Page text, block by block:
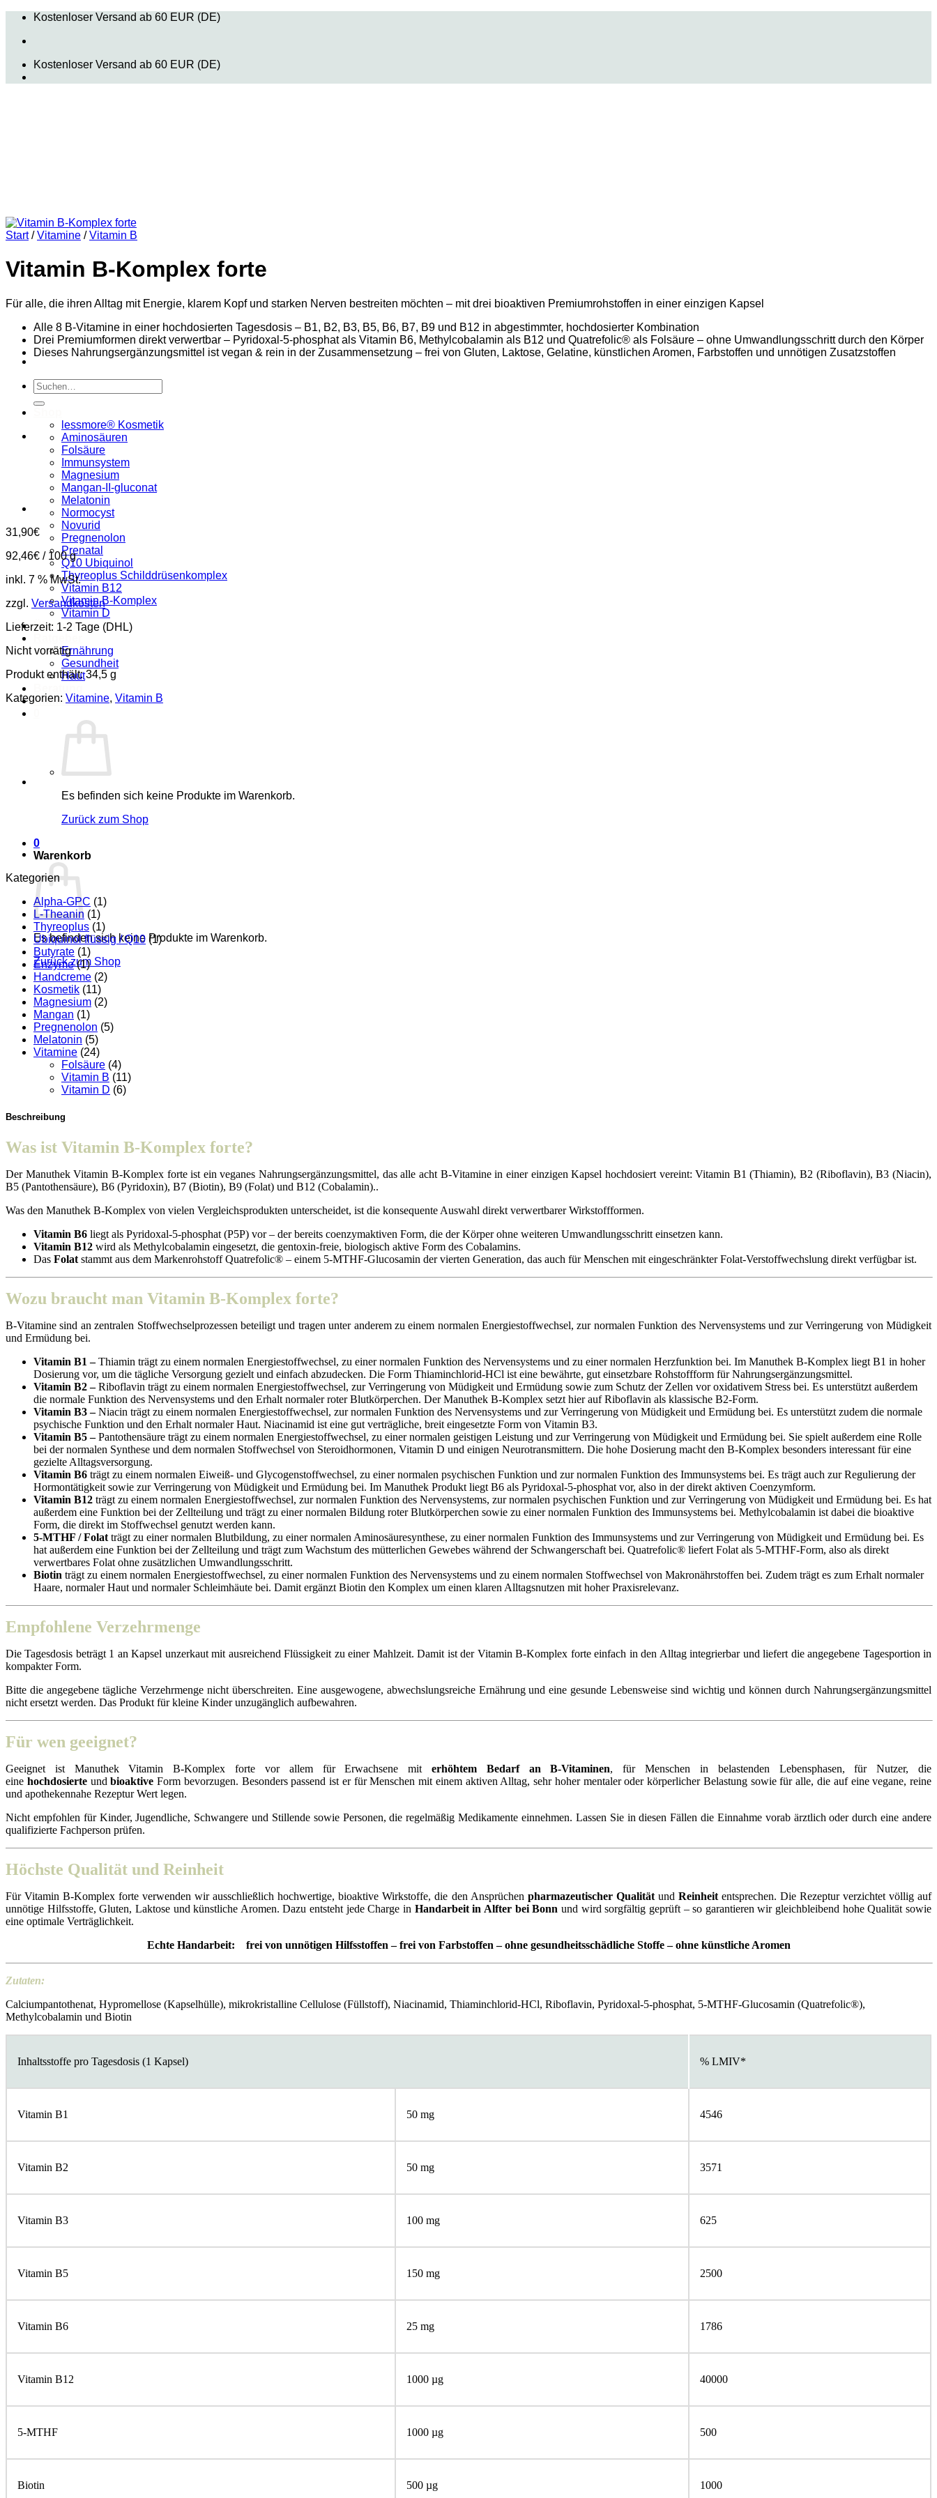
Zum
springen
Kostenloser Versand ab 60 EUR (DE)
Kostenloser Versand ab 60 EUR (DE)
Suchen
nach:
lessmore® Kosmetik
Aminosäuren
Folsäure
Immunsystem
Magnesium
Mangan-II-gluconat
Melatonin
Normocyst
Novurid
Pregnenolon
Prenatal
Q10 Ubiquinol
Thyreoplus Schilddrüsenkomplex
Vitamin B12
Vitamin B-Komplex
Vitamin D
Über uns
Ernährung
Gesundheit
Haut
Anmelden
Es befinden sich keine Produkte im Warenkorb.
Zurück zum Shop
0
Warenkorb
Es befinden sich keine Produkte im Warenkorb.
Zurück zum Shop
Start / Vitamine / Vitamin B
Vitamin B-Komplex forte
Für alle, die ihren Alltag mit Energie, klarem Kopf und starken Nerven bestreiten möchten – mit drei bioaktiven Premiumrohstoffen in einer einzigen Kapsel
Alle 8 B-Vitamine in einer hochdosierten Tagesdosis – B1, B2, B3, B5, B6, B7, B9 und B12 in abgestimmter, hochdosierter Kombination
Drei Premiumformen direkt verwertbar – Pyridoxal-5-phosphat als Vitamin B6, Methylcobalamin als B12 und Quatrefolic® als Folsäure – ohne Umwandlungsschritt durch den Körper
Dieses Nahrungsergänzungsmittel ist vegan & rein in der Zusammensetzung – frei von Gluten, Laktose, Gelatine, künstlichen Aromen, Farbstoffen und unnötigen Zusatzstoffen
31,90€
92,46€ / 100 g
inkl. 7 % MwSt.
zzgl. Versandkosten
Lieferzeit: 1-2 Tage (DHL)
Nicht vorrätig
Produkt enthält: 34,5 g
Kategorien: Vitamine, Vitamin B
Kategorien
Alpha-GPC (1)
L-Theanin (1)
Thyreoplus (1)
Ubiquinol flüssig / Q10 (1)
Butyrate (1)
Enzyme (1)
Handcreme (2)
Kosmetik (11)
Magnesium (2)
Mangan (1)
Pregnenolon (5)
Melatonin (5)
Vitamine (24)
Folsäure (4)
Vitamin B (11)
Vitamin D (6)
Beschreibung
Was ist Vitamin B-Komplex forte?
Der Manuthek Vitamin B-Komplex forte ist ein veganes Nahrungsergänzungsmittel, das alle acht B-Vitamine in einer einzigen Kapsel hochdosiert vereint: Vitamin B1 (Thiamin), B2 (Riboflavin), B3 (Niacin),
B5 (Pantothensäure), B6 (Pyridoxin), B7 (Biotin), B9 (Folat) und B12 (Cobalamin)..
Was den Manuthek B-Komplex von vielen Vergleichsprodukten unterscheidet, ist die konsequente Auswahl direkt verwertbarer Wirkstoffformen.
Vitamin B6 liegt als Pyridoxal-5-phosphat (P5P) vor – der bereits coenzymaktiven Form, die der Körper ohne weiteren Umwandlungsschritt einsetzen kann.
Vitamin B12 wird als Methylcobalamin eingesetzt, die gentoxin-freie, biologisch aktive Form des Cobalamins.
Das Folat stammt aus dem Markenrohstoff Quatrefolic® – einem 5-MTHF-Glucosamin der vierten Generation, das auch für Menschen mit eingeschränkter Folat-Verstoffwechslung direkt verfügbar ist.
Wozu braucht man Vitamin B-Komplex forte?
B-Vitamine sind an zentralen Stoffwechselprozessen beteiligt und tragen unter anderem zu einem normalen Energiestoffwechsel, zur normalen Funktion des Nervensystems und zur Verringerung von Müdigkeit
und Ermüdung bei.
Vitamin B1 –Thiamin trägt zu einem normalen Energiestoffwechsel, zu einer normalen Funktion des Nervensystems und zu einer normalen Herzfunktion bei. Im Manuthek B-Komplex liegt B1 in hoher
Dosierung vor, um die tägliche Versorgung gezielt und einfach abzudecken. Die Form Thiaminchlorid-HCl ist eine bewährte, gut einsetzbare Rohstoffform für Nahrungsergänzungsmittel.
Vitamin B2 –Riboflavin trägt zu einem normalen Energiestoffwechsel, zur Verringerung von Müdigkeit und Ermüdung sowie zum Schutz der Zellen vor oxidativem Stress bei. Es unterstützt außerdem
die normale Funktion des Nervensystems und den Erhalt normaler roter Blutkörperchen. Der Manuthek B-Komplex setzt hier auf Riboflavin als klassische B2-Form.
Vitamin B3 –Niacin trägt zu einem normalen Energiestoffwechsel, zur normalen Funktion des Nervensystems und zur Verringerung von Müdigkeit und Ermüdung bei. Es unterstützt zudem die normale
psychische Funktion und den Erhalt normaler Haut. Niacinamid ist eine gut verträgliche, breit eingesetzte Form von Vitamin B3.
Vitamin B5 –Pantothensäure trägt zu einem normalen Energiestoffwechsel, zu einer normalen geistigen Leistung und zur Verringerung von Müdigkeit und Ermüdung bei. Sie spielt außerdem eine Rolle
bei der normalen Synthese und dem normalen Stoffwechsel von Steroidhormonen, Vitamin D und einigen Neurotransmittern. Die hohe Dosierung macht den B-Komplex besonders interessant für eine
gezielte Alltagsversorgung.
Vitamin B6 trägt zu einem normalen Eiweiß- und Glycogenstoffwechsel, zu einer normalen psychischen Funktion und zur normalen Funktion des Immunsystems bei. Es trägt auch zur Regulierung der
Hormontätigkeit sowie zur Verringerung von Müdigkeit und Ermüdung bei. Im Manuthek Produkt liegt B6 als Pyridoxal-5-phosphat vor, also in der direkt aktiven Coenzymform.
Vitamin B12 trägt zu einem normalen Energiestoffwechsel, zur normalen Funktion des Nervensystems, zur normalen psychischen Funktion und zur Verringerung von Müdigkeit und Ermüdung bei. Es hat
außerdem eine Funktion bei der Zellteilung und trägt zu einer normalen Bildung roter Blutkörperchen sowie zu einer normalen Funktion des Immunsystems bei. Methylcobalamin ist dabei die bioaktive
Form, die direkt im Stoffwechsel genutzt werden kann.
5-MTHF / Folat trägt zu einer normalen Blutbildung, zu einer normalen Aminosäuresynthese, zu einer normalen Funktion des Immunsystems und zur Verringerung von Müdigkeit und Ermüdung bei. Es
hat außerdem eine Funktion bei der Zellteilung und trägt zum Wachstum des mütterlichen Gewebes während der Schwangerschaft bei. Quatrefolic® liefert Folat als 5-MTHF-Form, also als direkt
verwertbares Folat ohne zusätzlichen Umwandlungsschritt.
Biotin trägt zu einem normalen Energiestoffwechsel, zu einer normalen Funktion des Nervensystems und zu einem normalen Stoffwechsel von Makronährstoffen bei. Zudem trägt es zum Erhalt normaler
Haare, normaler Haut und normaler Schleimhäute bei. Damit ergänzt Biotin den Komplex um einen klaren Alltagsnutzen mit hoher Praxisrelevanz.
Empfohlene Verzehrmenge
Die Tagesdosis beträgt 1 an Kapsel unzerkaut mit ausreichend Flüssigkeit zu einer Mahlzeit. Damit ist der Vitamin B-Komplex forte einfach in den Alltag integrierbar und liefert die angegebene Tagesportion in
kompakter Form.
Bitte die angegebene tägliche Verzehrmenge nicht überschreiten. Eine ausgewogene, abwechslungsreiche Ernährung und eine gesunde Lebensweise sind wichtig und können durch Nahrungsergänzungsmittel
nicht ersetzt werden. Das Produkt für kleine Kinder unzugänglich aufbewahren.
Für wen geeignet?
Geeignet ist Manuthek Vitamin B-Komplex forte vor allem für Erwachsene mit erhöhtem Bedarf an B-Vitaminen, für Menschen in belastenden Lebensphasen, für Nutzer, die
eine hochdosierteundbioaktive Form bevorzugen. Besonders passend ist er für Menschen mit einem aktiven Alltag, sehr hoher mentaler oder körperlicher Belastung sowie für alle, die auf eine vegane, reine
und apothekennahe Rezeptur Wert legen.
Nicht empfohlen für Kinder, Jugendliche, Schwangere und Stillende sowie Personen, die regelmäßig Medikamente einnehmen. Lassen Sie in diesen Fällen die Einnahme vorab ärztlich oder durch eine andere
qualifizierte Fachperson prüfen.
Höchste Qualität und Reinheit
Für Vitamin B-Komplex forte verwenden wir ausschließlich hochwertige, bioaktive Wirkstoffe, die den Ansprüchen pharmazeutischer Qualitätund Reinheitentsprechen. Die Rezeptur verzichtet völlig auf
unnötige Hilfsstoffe, Gluten, Laktose und künstliche Aromen. Dazu entsteht jede Charge in Handarbeit in Alfter bei Bonn und wird sorgfältig geprüft – so garantieren wir gleichbleibend hohe Qualität sowie
eine optimale Verträglichkeit.
Echte Handarbeit: frei von unnötigen Hilfsstoffen–frei von Farbstoffen – ohne gesundheitsschädliche Stoffe–ohne künstliche Aromen
Zutaten:
Calciumpantothenat, Hypromellose (Kapselhülle), mikrokristalline Cellulose (Füllstoff), Niacinamid, Thiaminchlorid-HCl, Riboflavin, Pyridoxal-5-phosphat, 5-MTHF-Glucosamin (Quatrefolic®),
Methylcobalamin und Biotin
Inhaltsstoffe pro Tagesdosis (1 Kapsel) % LMIV*
Vitamin B1 50 mg 4546
Vitamin B2 50 mg 3571
Vitamin B3 100 mg 625
Vitamin B5 150 mg 2500
Vitamin B6 25 mg 1786
Vitamin B12 1000 µg 40000
5-MTHF 1000 µg 500
Biotin 500 µg 1000